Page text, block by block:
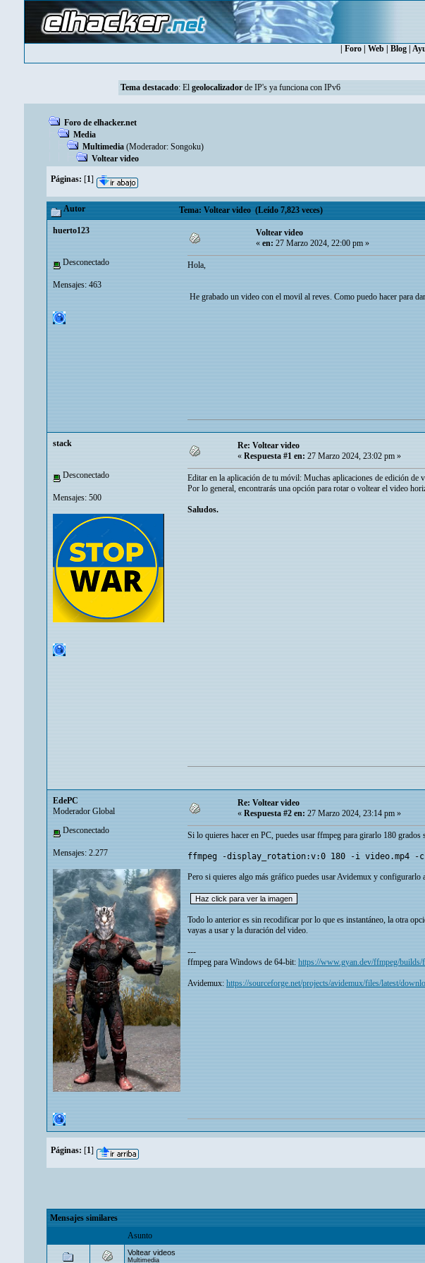
Foro Web Blog
Tema destacado: El geolocalizadorde IP's ya funciona con IPv6
Foro de elhacker.net
Media
Multimedia (Moderador: Songoku)
Voltear video
Páginas: [1]
Autor Tema: Voltear video (Leído 7,823 veces)
huerto123
Desconectado
Mensajes: 463
Voltear video
«en:27 Marzo 2024, 22:00 pm »
Hola,
He grabado un video con el movil al reves. Como puedo hacer para
stack
Desconectado
Mensajes: 500
Re: Voltear video
« Respuesta #1 en: 27 Marzo 2024, 23:02 pm »
Editar en la aplicación de tu móvil: Muchas aplicaciones de edición
Por lo general, encontrarás una opción para rotar o voltear el video
Saludos.
EdePC
Moderador Global
Desconectado
Mensajes: 2.277
Re: Voltear video
«Respuesta #2 en:27 Marzo 2024, 23:14 pm »
Si lo quieres hacer en PC, puedes usar ffmpeg para girarlo 180
ffmpeg -display_rotation:v:0 180 -i video.mp4 -c
Pero si quieres algo más gráfico puedes usar Avidemux y configurarlo
Todo lo anterior es sin recodificar por lo que es instantáneo, la otra
vayas a usar y la duración del video.
---
ffmpeg para Windows de 64-bit:https://www.gyan.dev/ffmpeg/builds/
Avidemux:https://sourceforge.net/projects/avidemux/files/latest/
Páginas: [1]
Mensajes similares
Asunto
Voltear videos
Multimedia